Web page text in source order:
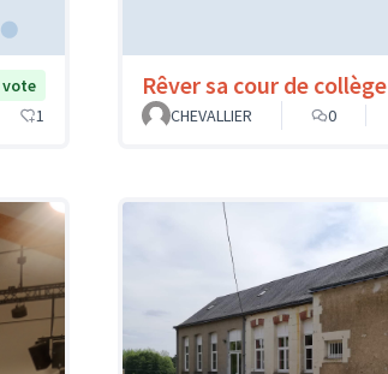
vote
1
Rêver sa cour de collège
CHEVALLIER
0